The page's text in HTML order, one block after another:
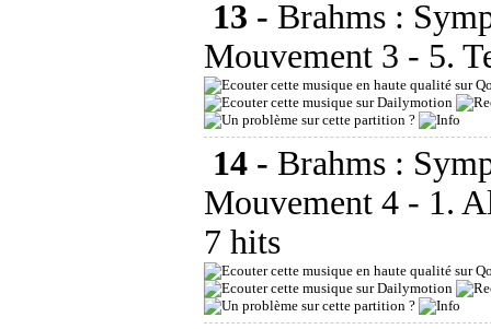
13 - Brahms :
Mouvement 3 - 5.
14 - Brahms :
Mouvement 4 - 1.
7 hits